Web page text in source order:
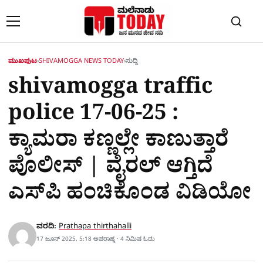
ಮುಖಪುಟ›SHIVAMOGGA NEWS TODAY›ಸುದ್ದಿ
shivamogga traffic
police 17-06-25 :
ಕ್ಯಾಮರಾ ಕಣ್ಣಲ್ಲೇ ಕಾಣುತ್ತಾರೆ
ಪೊಲೀಸ್ | ವೈರಲ್​ ಆಗ್ತಿದೆ
ಎಸ್​ಪಿ ಹಂಚಿಕೊಂಡ ವಿಡಿಯೋ
ವರದಿ: Prathapa thirthahalli
17 ಜೂನ್ 2025, 5:18 ಅಪರಾಹ್ನ · 4 ನಿಮಿಷ ಓದು